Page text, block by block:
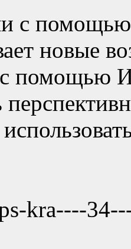
с помощью
новые
с помощью
kra----